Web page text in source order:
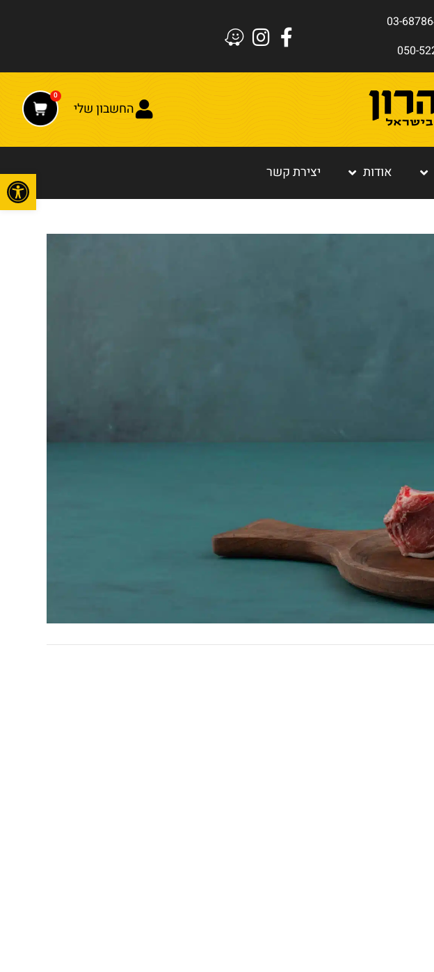
החשבון שלי
0
אודות יצירת קשר